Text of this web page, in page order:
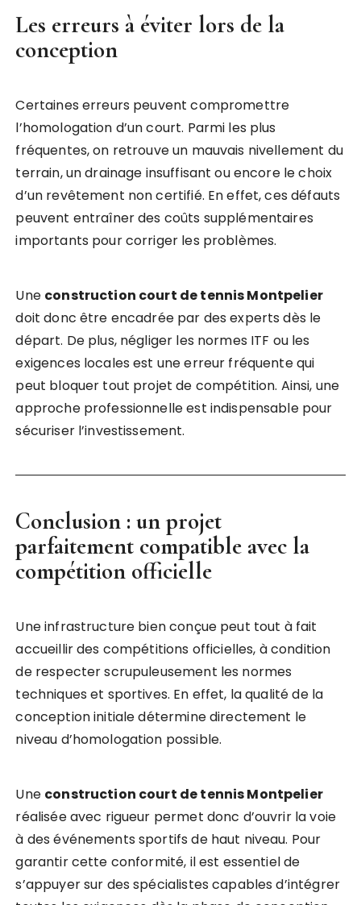
Les erreurs à éviter lors de la
conception
Certaines erreurs peuvent compromettre
l’homologation d’un court. Parmi les plus
fréquentes, on retrouve un mauvais nivellement du
terrain, un drainage insuffisant ou encore le choix
d’un revêtement non certifié. En effet, ces défauts
peuvent entraîner des coûts supplémentaires
importants pour corriger les problèmes.
Une construction court de tennis Montpelier
doit donc être encadrée par des experts dès le
départ. De plus, négliger les normes ITF ou les
exigences locales est une erreur fréquente qui
peut bloquer tout projet de compétition. Ainsi, une
approche professionnelle est indispensable pour
sécuriser l’investissement.
Conclusion : un projet
parfaitement compatible avec la
compétition officielle
Une infrastructure bien conçue peut tout à fait
accueillir des compétitions officielles, à condition
de respecter scrupuleusement les normes
techniques et sportives. En effet, la qualité de la
conception initiale détermine directement le
niveau d’homologation possible.
Une construction court de tennis Montpelier
réalisée avec rigueur permet donc d’ouvrir la voie
à des événements sportifs de haut niveau. Pour
garantir cette conformité, il est essentiel de
s’appuyer sur des spécialistes capables d’intégrer